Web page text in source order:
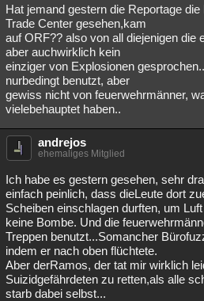
Spiritualität Verschwörungen
Natur Umfragen Unterhaltung
weitere Rubriken
Philosophie Träume
Astronomie Helpdesk
Musik Clash Verbesserungen
Besucht Teilgenommen Alle
Lesenswert Schlüsselwörter
Hat jemand gestern die Reportage
Trade Center gesehen,kam
auf ORF?? also von all diejenigen die
aber auchwirklich kein
einziger von Explosionen
nurbedingt benutzt, aber
gewiss nicht von feuerwehrmänner,
vielebehauptet haben..
andrejos
ehemaliges Mitglied
Ich habe es gestern gesehen, sehr
einfach peinlich, dass dieLeute dort
Scheiben einschlagen durften, um
keine Bombe. Und die
Treppen benutzt...Somancher
indem er nach oben flüchtete.
Aber derRamos, der tat mir wirklich
Suizidgefährdeten zu retten,als alle
starb dabei selbst...